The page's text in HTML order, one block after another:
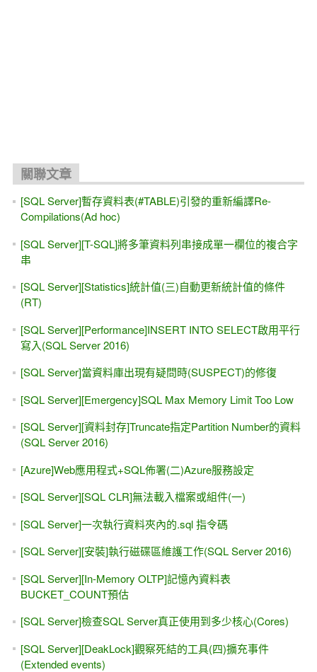
關聯文章
[SQL Server]暫存資料表(#TABLE)引發的重新編譯Re-
Compilations(Ad hoc)
[SQL Server][T-SQL]將多筆資料列串接成單一欄位的複合字
串
[SQL Server][Statistics]統計值(三)自動更新統計值的條件
(RT)
[SQL Server][Performance]INSERT INTO SELECT啟用平行
寫入(SQL Server 2016)
[SQL Server]當資料庫出現有疑問時(SUSPECT)的修復
[SQL Server][Emergency]SQL Max Memory Limit Too Low
[SQL Server][資料封存]Truncate指定Partition Number的資料
(SQL Server 2016)
[Azure]Web應用程式+SQL佈署(二)Azure服務設定
[SQL Server][SQL CLR]無法載入檔案或組件(一)
[SQL Server]一次執行資料夾內的.sql 指令碼
[SQL Server][安裝]執行磁碟區維護工作(SQL Server 2016)
[SQL Server][In-Memory OLTP]記憶內資料表
BUCKET_COUNT預估
[SQL Server]檢查SQL Server真正使用到多少核心(Cores)
[SQL Server][DeakLock]觀察死結的工具(四)擴充事件
(Extended events)